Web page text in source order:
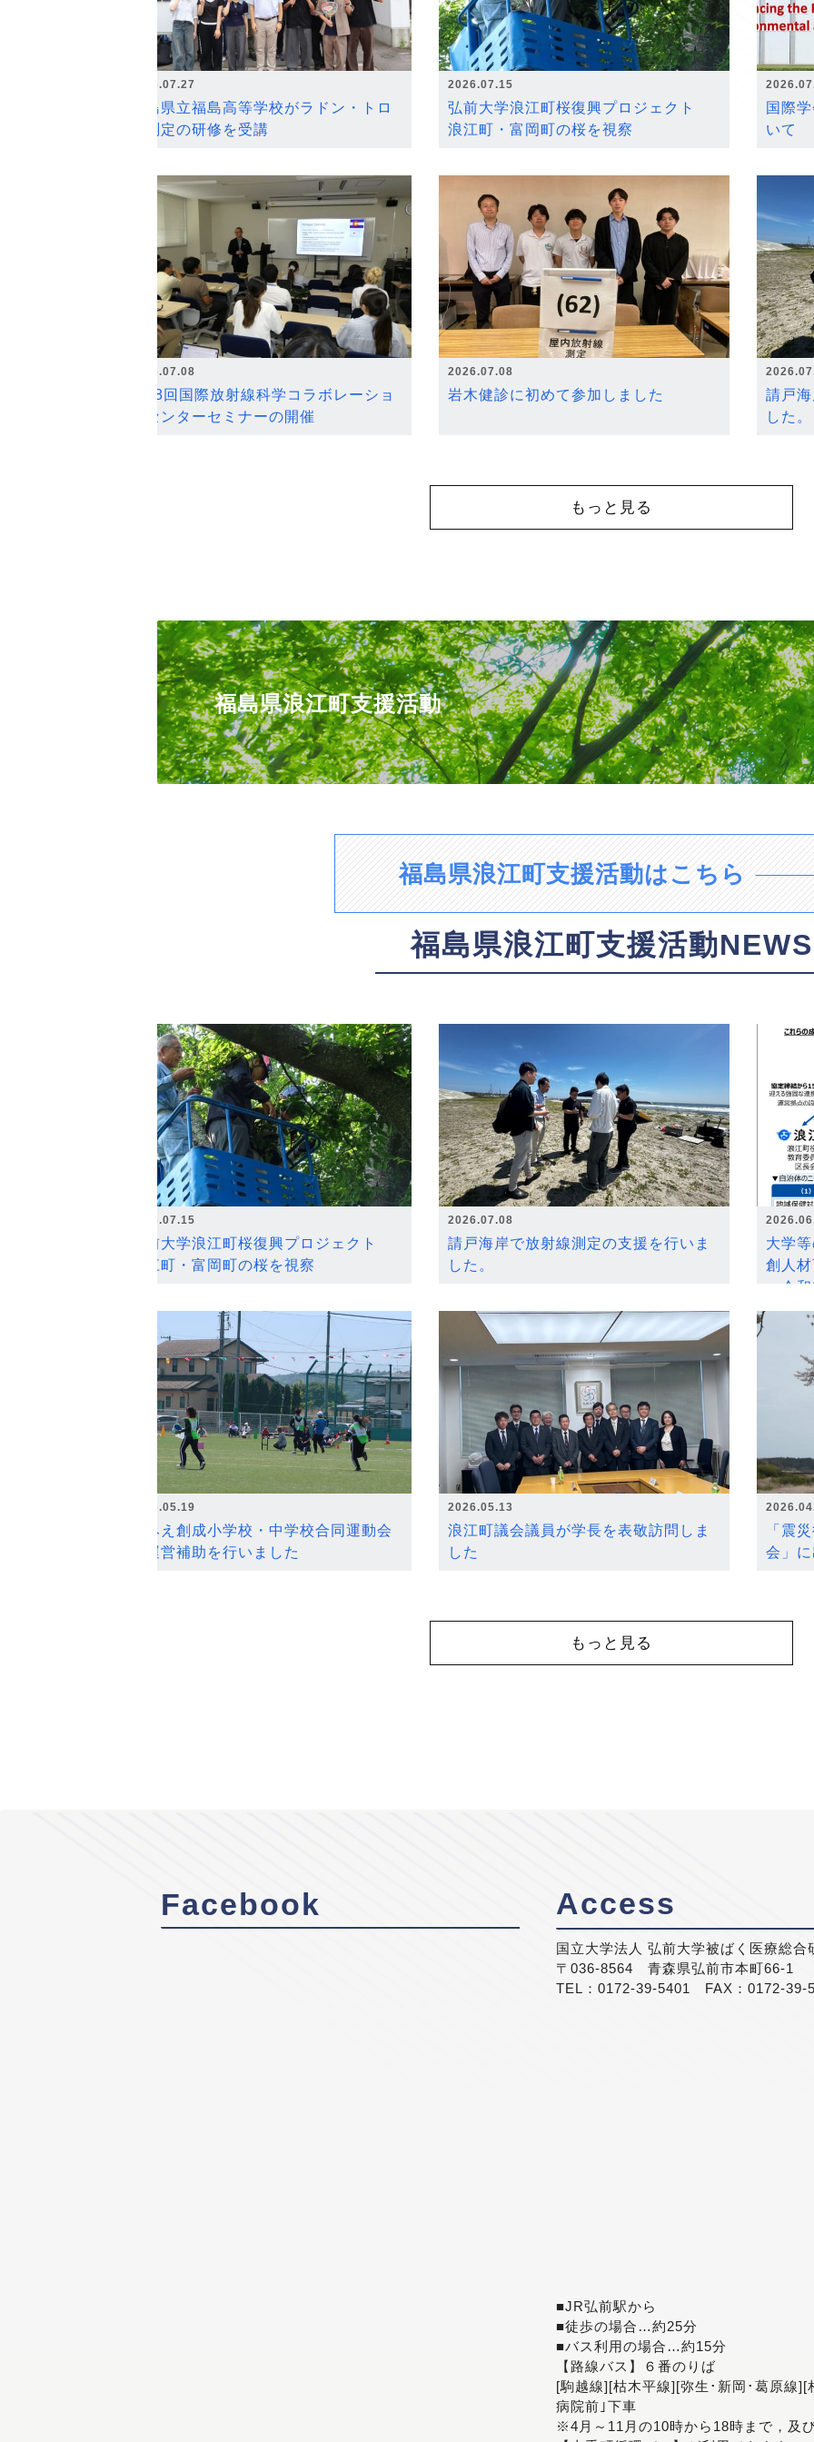
2026.07.27
福島県立福島高等学校がラドン・トロ
ン測定の研修を受講
2026.07.15
弘前大学浪江町桜復興プロジェクト
浪江町・富岡町の桜を視察
国際
いて
2026.07.08
第18回国際放射線科学コラボレーショ
ンセンターセミナーの開催
2026.07.08
岩木健診に初めて参加しました
請戸
した。
もっと見る
福島県浪江町支援活動
福島県浪江町支援活動はこちら
福島県浪江町支援活動NEWS
2026.07.15
弘前大学浪江町桜復興プロジェクト
浪江町・富岡町の桜を視察
2026.07.08
請戸海岸で放射線測定の支援を行いま
した。
大学
創人
～令
2026.05.19
なみえ創成小学校・中学校合同運動会
の運営補助を行いました
2026.05.13
浪江町議会議員が学長を表敬訪問しま
した
「震
会」
もっと見る
Facebook Access
国立大学法人 弘前大学被ばく医療総合
〒036-8564 青森県弘前市本町66-1
TEL：0172-39-5401 FAX：0172-39-
■JR弘前駅から
■徒歩の場合…約25分
■バス利用の場合…約15分
【路線バス】６番のりば
[駒越線][枯木平線][弥生･新岡･葛原線
病院前｣下車
※4月～11月の10時から18時まで，及